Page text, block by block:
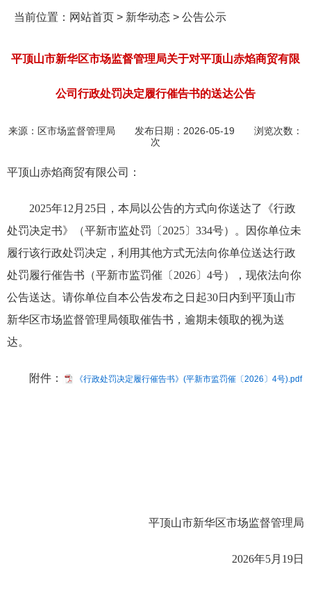
当前位置： 网站首页 > 新华动态 > 公告公示
平顶山市新华区市场监督管理局关于对平顶山赤焰商贸有限
公司行政处罚决定履行催告书的送达公告
来源： 区市场监督管理局 发布日期： 2026-05-19 浏览次数：
次
平顶山赤焰商贸有限公司：
2025年12月25日，本局以公告的方式向你送达了《行政
处罚决定书》（平新市监处罚 〔2025〕 334号）。因你单位未
履行该行政处罚决定，利用其他方式无法向你单位送达行政
处罚履行催告书（平新市监罚催 〔2026〕 4号），现依法向你
公告送达。请你单位自本公告发布之日起30日内到平顶山市
新华区市场监督管理局领取催告书，逾期未领取的视为送
达。
附件： 《行政处罚决定履行催告书》(平新市监罚催〔2026〕4号).pdf
平顶山市新华区市场监督管理局
2026年5月19日